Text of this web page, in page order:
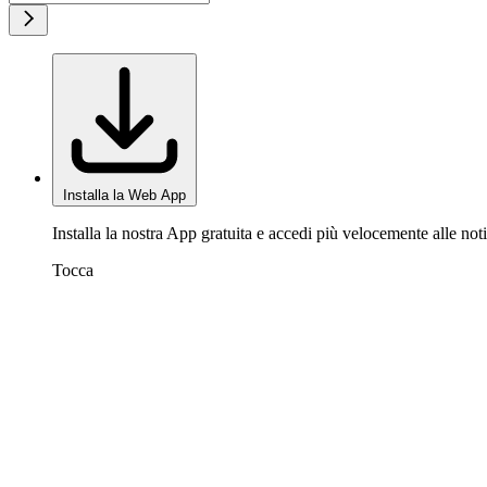
Installa la Web App
Installa la nostra App gratuita e accedi più velocemente alle
Tocca